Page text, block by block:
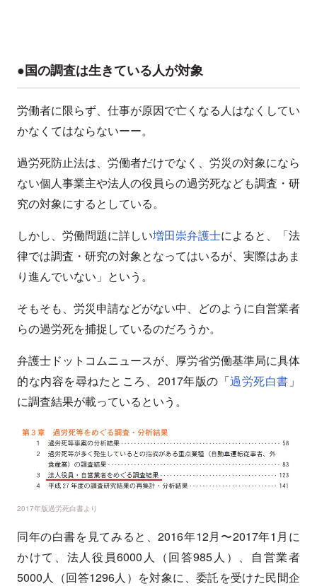
●国の調査は生きている人が対象
労働者に限らず、仕事が原因で亡くなる人はなくしてい
かなくてはならないーー。
過労死防止法は、労働者だけでなく、労災の対象になら
ない個人事業主や法人の役員らの過労死なども調査・研
究の対象にするとしている。
しかし、労働問題に詳しい増田崇弁護士によると、「法
律では調査・研究の対象となってはいるが、実際はあま
り進んでいない」という。
そもそも、労災申請などがない中、どのように自営業者
らの過労死を捕捉しているのだろうか。
弁護士ドットコムニュースが、厚労省労働基準局に具体
的な内容を尋ねたところ、2017年版の「過労死白書 」
に調査結果が載っているという。
2017年版過労死白書より
同年の白書を見てみると、2016年12月〜2017年1月に
かけて、法人役員6000人（回答985人）、自営業者
5000人（回答1296人）を対象に、委託を受けた民間企